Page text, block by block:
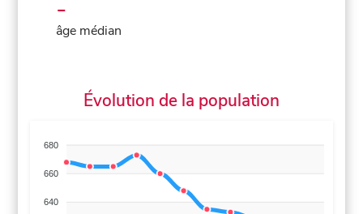
-
âge médian
Évolution de la population
680
660
640